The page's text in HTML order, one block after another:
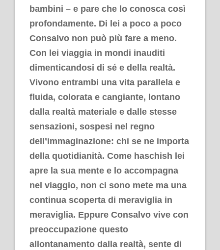
bambini – e pare che lo conosca così
profondamente. Di lei a poco a poco
Consalvo non può più fare a meno.
Con lei viaggia in mondi inauditi
dimenticandosi di sé e della realtà.
Vivono entrambi una vita parallela e
fluida, colorata e cangiante, lontano
dalla realtà materiale e dalle stesse
sensazioni, sospesi nel regno
dell’immaginazione: chi se ne importa
della quotidianità. Come haschish lei
apre la sua mente e lo accompagna
nel viaggio, non ci sono mete ma una
continua scoperta di meraviglia in
meraviglia. Eppure Consalvo vive con
preoccupazione questo
allontanamento dalla realtà, sente di